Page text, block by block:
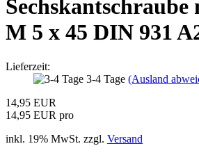
M 5 x 45 DIN 931
Lieferzeit:
3-4 Tage (Ausland
14,95 EUR
14,95 EUR pro
inkl. 19% MwSt. zzgl. Versand